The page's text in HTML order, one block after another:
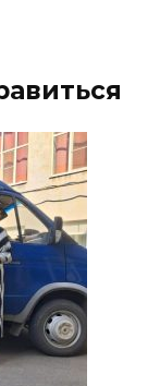
в